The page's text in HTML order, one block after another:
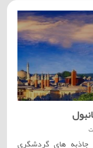
های گردشگری